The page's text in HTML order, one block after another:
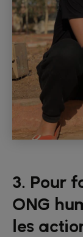
3. Pour
ONG
les